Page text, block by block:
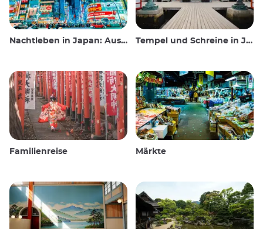
Nachtleben in Japan: Ausgehen, sehen und trinken Tempel und Schreine in Japan
Familienreise Märkte